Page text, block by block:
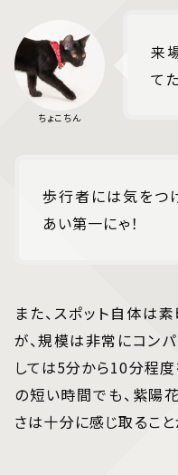
来
て
歩行者には気をつ
あい第一にゃ！
また、スポット自体は
が、規模は非常にコン
しては5分から10分程度
の短い時間でも、紫陽
さは十分に感じ取ること